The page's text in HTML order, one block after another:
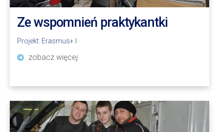
Ze wspomnień praktykantki
Projekt: Erasmus+ I
zobacz więcej